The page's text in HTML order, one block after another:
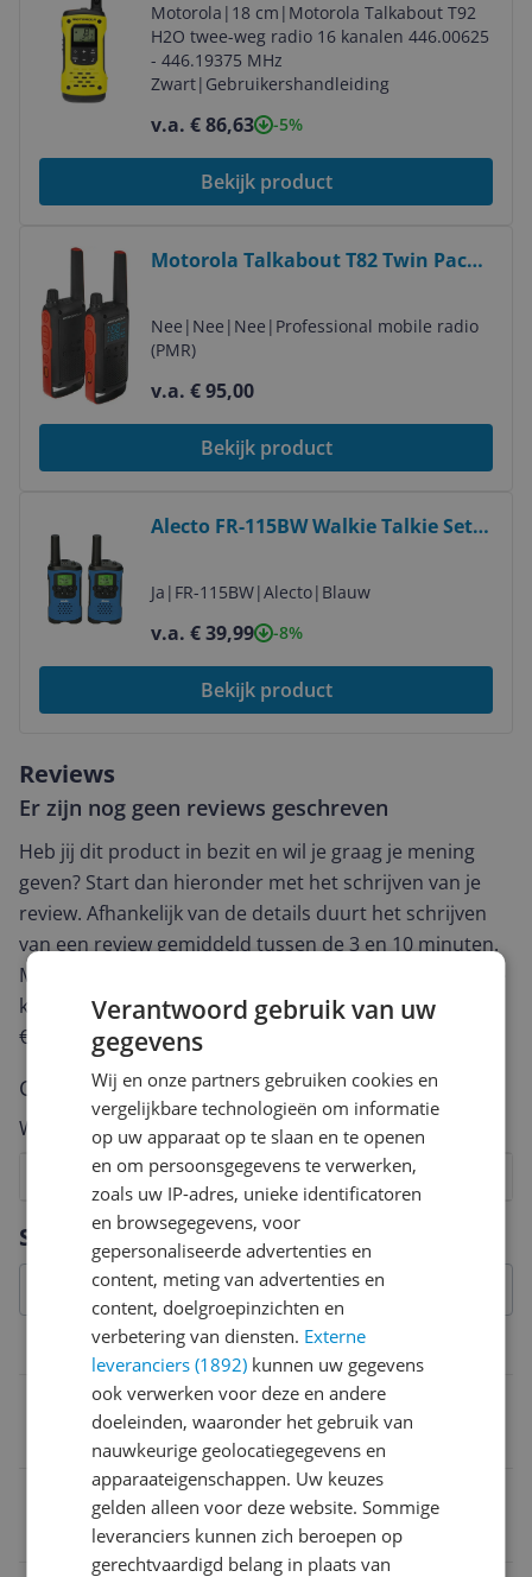
Motorola | 18 cm | Motorola Talkabout T92
H2O twee-weg radio 16 kanalen 446.00625
- 446.19375 MHz
Zwart| Gebruikershandleiding
v.a. € 86,63 -5%
Bekijk product
Motorola Talkabout T82 Twin Pack -
Zwart/Oranje
Nee | Nee | Nee | Professional mobile radio
(PMR)
v.a. € 95,00
Bekijk product
Alecto FR-115BW Walkie Talkie Set -
Black/Blue
Ja | FR-115BW|Alecto| Blauw
v.a. € 39,99 -8%
Bekijk product
Specificaties
Netwerk
Bluetooth
Reviews
Er zijn nog geen reviews geschreven
Heb jij dit product in bezit en wil je graag je mening
geven? Start dan hieronder met het schrijven van je
review. Afhankelijk van de details duurt het schrijven
van een review gemiddeld tussen de 3 en 10 minuten.
Met jouw mening help je andere bezoekers een betere
keuze te maken én maak je iedere maand kans op
€250,-!
Klik hier voor de actievoorwaarden.
Cijfer
Welk cijfer geef jij dit product?
8
7
6
5
4
3
2
Vraag 1 van 4
Verantwoord gebruik van uw
gegevens
Wij en onze partners gebruiken cookies en
vergelijkbare technologieën om informatie
op uw apparaat op te slaan en te openen
en om persoonsgegevens te verwerken,
zoals uw IP-adres, unieke identificatoren
en browsegegevens, voor
gepersonaliseerde advertenties en
content, meting van advertenties en
content, doelgroepinzichten en
verbetering van diensten. Externe
leveranciers (1892) kunnen uw gegevens
ook verwerken voor deze en andere
doeleinden, waaronder het gebruik van
nauwkeurige geolocatiegegevens en
apparaateigenschappen. Uw keuzes
gelden alleen voor deze website. Sommige
leveranciers kunnen zich beroepen op
gerechtvaardigd belang in plaats van